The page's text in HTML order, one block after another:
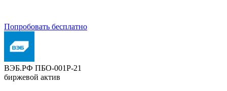
Попробовать бесплатно
ВЭБ.РФ ПБО-001Р-21
биржевой актив